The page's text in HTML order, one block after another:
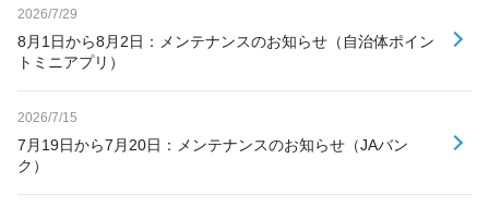
2026/7/29
8月1日から8月2日：メンテナンスのお知らせ（自治体ポイン
トミニアプリ）
2026/7/15
7月19日から7月20日：メンテナンスのお知らせ（JAバン
ク）